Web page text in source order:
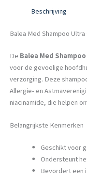
Beschrijving
Balea Med Shampoo
De Balea Med
voor de gevoelige
verzorging. Deze
Allergie- en
niacinamide, die helpen
Belangrijkste Kenmerken
Geschikt voor
Ondersteunt
Bevordert een